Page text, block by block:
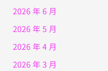
2026 年 6 月
2026 年 5 月
2026 年 4 月
2026 年 3 月